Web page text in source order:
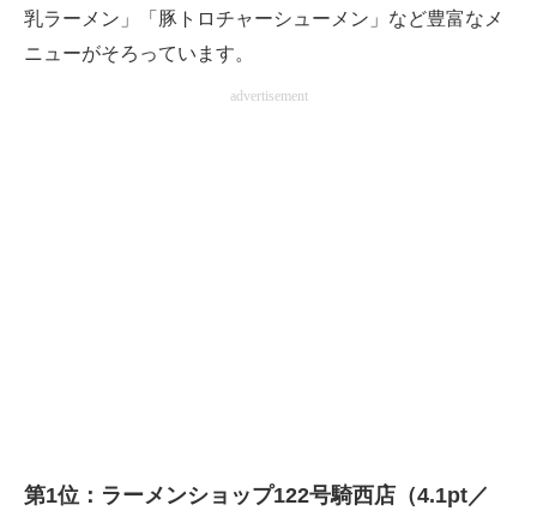
乳ラーメン」「豚トロチャーシューメン」など豊富なメ
ニューがそろっています。
advertisement
第1位：ラーメンショップ122号騎西店（4.1pt／